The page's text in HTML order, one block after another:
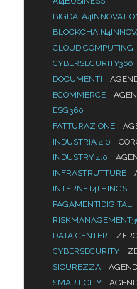
CLOUD COMPUTING
CYBERSECURITY360
DOCUMENTI
ECOMMERCE
ESG360
FATTURAZIONE
INDUSTRIA 4.0
INDUSTRY 4.0
INFRASTRUTTURE
INTERNET4THINGS
PAGAMENTIDIGITALI
DATA CENTER
CYBERSECURITY
SICUREZZA
SMART CITY